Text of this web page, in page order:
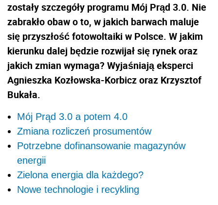
zostały szczegóły programu Mój Prąd 3.0. Nie
zabrakło obaw o to, w jakich barwach maluje
się przyszłość fotowoltaiki w Polsce. W jakim
kierunku dalej będzie rozwijał się rynek oraz
jakich zmian wymaga? Wyjaśniają eksperci
Agnieszka Kozłowska-Korbicz oraz Krzysztof
Bukała.
Mój Prąd 3.0 a potem 4.0
Zmiana rozliczeń prosumentów
Potrzebne dofinansowanie magazynów
energii
Zielona energia dla każdego?
Nowe technologie i recykling